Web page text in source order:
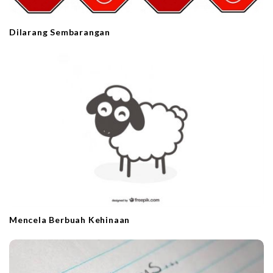
Dilarang Sembarangan
Mencela Berbuah Kehinaan